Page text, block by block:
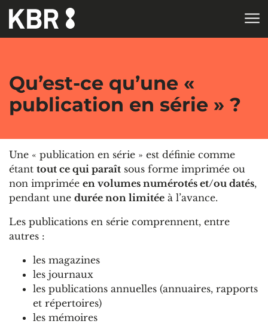
Aller au contenu
Qu’est-ce qu’une «
publication en série » ?
Une « publication en série » est définie comme
étant tout ce qui paraît sous forme imprimée ou
non imprimée en volumes numérotés et/ou datés,
pendant une durée non limitée à l’avance.
Les publications en série comprennent, entre
autres :
les magazines
les journaux
les publications annuelles (annuaires, rapports
et répertoires)
les mémoires